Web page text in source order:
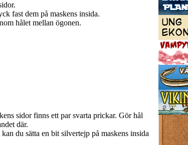
fast dem på maskens insida.
hålet mellan ögonen.
sidor finns ett par svarta prickar. Gör hål
där.
du sätta en bit silvertejp på maskens insida